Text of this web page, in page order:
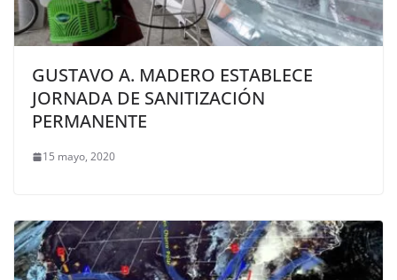
GUSTAVO A. MADERO ESTABLECE
JORNADA DE SANITIZACIÓN
PERMANENTE
15 mayo, 2020